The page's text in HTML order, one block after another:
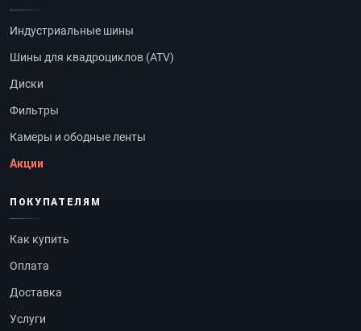
Индустриальные шины
Шины для квадроциклов (ATV)
Диски
Фильтры
Камеры и ободные ленты
Акции
ПОКУПАТЕЛЯМ
Как купить
Оплата
Доставка
Услуги